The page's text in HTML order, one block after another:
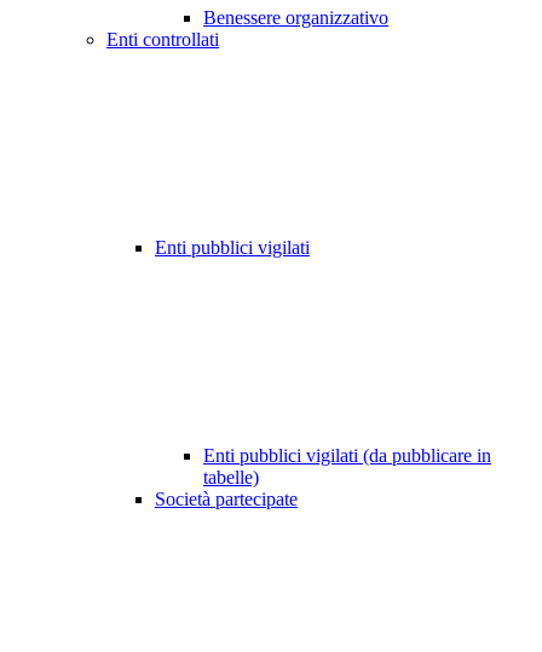
Benessere organizzativo
Enti controllati
Enti pubblici vigilati
Enti pubblici vigilati (da pubblicare in
tabelle)
Società partecipate